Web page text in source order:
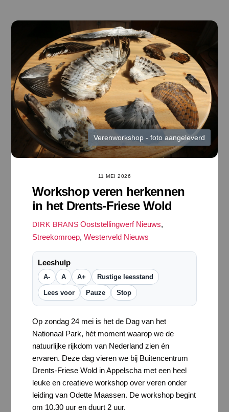
Verenworkshop - foto aangeleverd
11 MEI 2026
Workshop veren herkennen
in het Drents-Friese Wold
DIRK BRANS Ooststellingwerf Nieuws,
Streekomroep, Westerveld Nieuws
Leeshulp
A- A A+ Rustige leesstand
Lees voor Pauze Stop
Op zondag 24 mei is het de Dag van het
Nationaal Park, hét moment waarop we de
natuurlijke rijkdom van Nederland zien én
ervaren. Deze dag vieren we bij Buitencentrum
Drents-Friese Wold in Appelscha met een heel
leuke en creatieve workshop over veren onder
leiding van Odette Maassen. De workshop begint
om 10.30 uur en duurt 2 uur.